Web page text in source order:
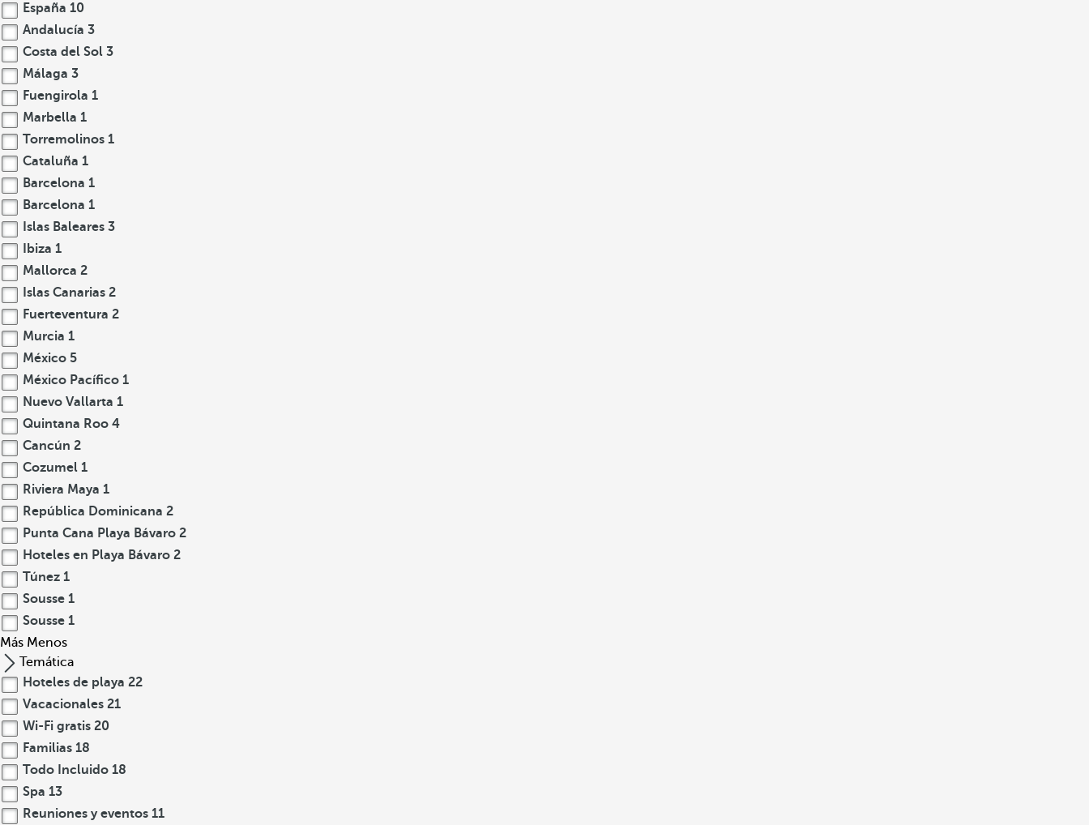
España 10
Andalucía 3
Costa del Sol 3
Málaga 3
Fuengirola 1
Marbella 1
Torremolinos 1
Cataluña 1
Barcelona 1
Barcelona 1
Islas Baleares 3
Ibiza 1
Mallorca 2
Islas Canarias 2
Fuerteventura 2
Murcia 1
México 5
México Pacífico 1
Nuevo Vallarta 1
Quintana Roo 4
Cancún 2
Cozumel 1
Riviera Maya 1
República Dominicana 2
Punta Cana Playa Bávaro 2
Hoteles en Playa Bávaro 2
Túnez 1
Sousse 1
Sousse 1
Más Menos
Temática
Hoteles de playa 22
Vacacionales 21
Wi-Fi gratis 20
Familias 18
Todo Incluido 18
Spa 13
Reuniones y eventos 11